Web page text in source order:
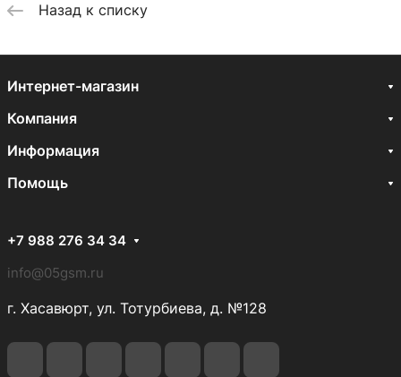
Назад к списку
Интернет-магазин
Компания
Информация
Помощь
+7 988 276 34 34
info@05gsm.ru
г. Хасавюрт, ул. Тотурбиева, д. №128